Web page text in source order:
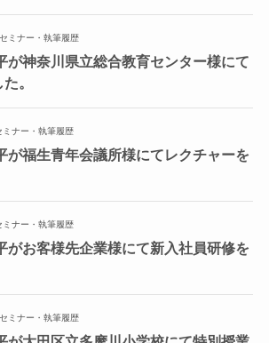
ミナー・執筆履歴
が神奈川県立総合教育センター様にて
。
ミナー・執筆履歴
が福生青年会議所様にてレクチャーを
ミナー・執筆履歴
がお客様先企業様にて新入社員研修を
ミナー・執筆履歴